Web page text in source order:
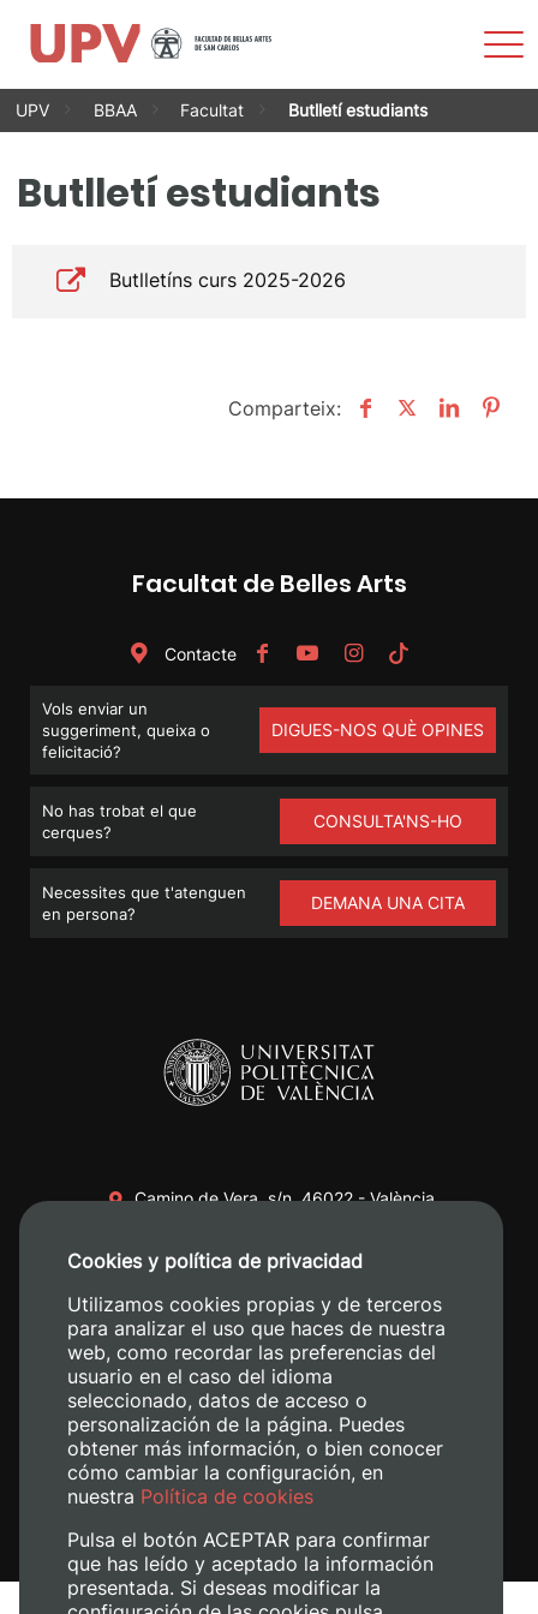
VésUPV BBAA Facultat Butlletí estudiants
Butlletí estudiants
Butlletíns curs 2025-2026
Comparteix:
Facultat de Belles Arts
Contacte
Vols enviar un
suggeriment, queixa o
felicitació?
DIGUES-NOS QUÈ OPINES
No has trobat el que
cerques?
CONSULTA'NS-HO
Necessites que t'atenguen
en persona?
DEMANA UNA CITA
Camino de Vera, s/n. 46022 - València
+34 620 04 00 50
Cookies y política de privacidad
Utilizamos cookies propias y de terceros
para analizar el uso que haces de nuestra
web, como recordar las preferencias del
usuario en el caso del idioma
seleccionado, datos de acceso o
personalización de la página. Puedes
obtener más información, o bien conocer
cómo cambiar la configuración, en
nuestra Política de cookies
Pulsa el botón ACEPTAR para confirmar
que has leído y aceptado la información
presentada. Si deseas modificar la